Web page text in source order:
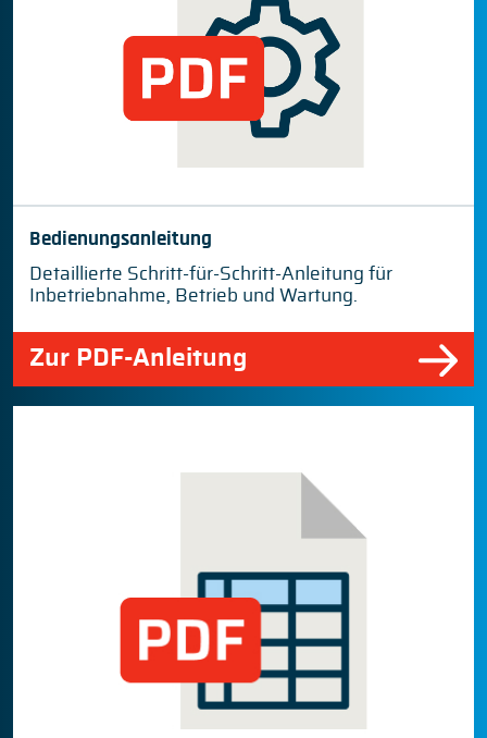
Bedienungsanleitung
Detaillierte Schritt-für-Schritt-Anleitung für
Inbetriebnahme, Betrieb und Wartung.
Zur PDF-Anleitung